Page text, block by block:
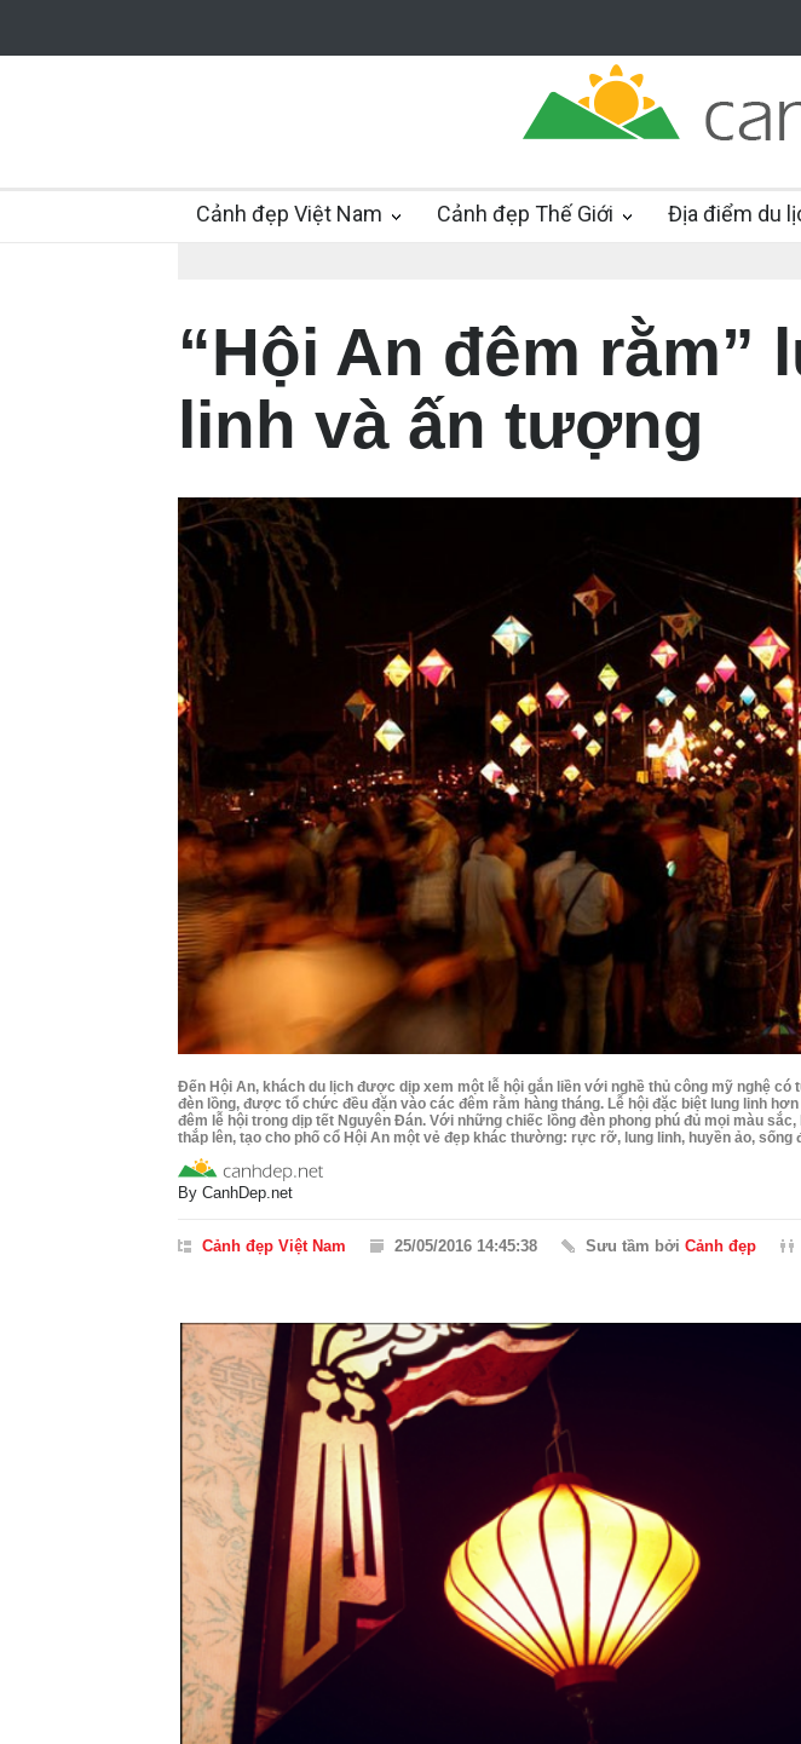
Cảnh đẹp Việt Nam Cảnh đẹp Thế Giới Địa điểm du
“Hội An đêm rằm”
linh và ấn tượng
Đến Hội An, khách du lịch được dịp xem một lễ hội gắn liền với nghề thủ công mỹ nghệ có
đèn lồng, được tổ chức đều đặn vào các đêm rằm hàng tháng. Lễ hội đặc biệt lung linh
đêm lễ hội trong dịp tết Nguyên Đán. Với những chiếc lồng đèn phong phú đủ mọi màu
thắp lên, tạo cho phố cổ Hội An một vẻ đẹp khác thường: rực rỡ, lung linh, huyền ảo, sống
By CanhDep.net
Cảnh đẹp Việt Nam 25/05/2016 14:45:38 Sưu tầm bởi Cảnh đẹp